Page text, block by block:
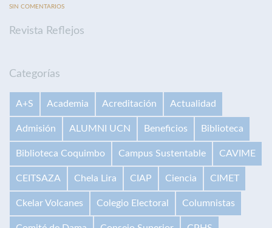
SIN COMENTARIOS
Revista Reflejos
Categorías
A+S Academia Acreditación Actualidad
Admisión ALUMNI UCN Beneficios Biblioteca
Biblioteca Coquimbo Campus Sustentable CAVIME
CEITSAZA Chela Lira CIAP Ciencia CIMET
Ckelar Volcanes Colegio Electoral Columnistas